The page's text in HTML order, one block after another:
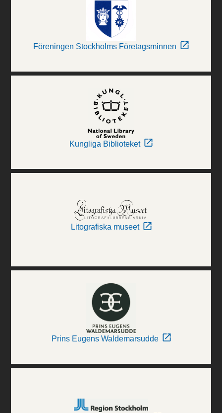
Föreningen Stockholms Företagsminnen
Kungliga Biblioteket
Litografiska museet
Prins Eugens Waldemarsudde